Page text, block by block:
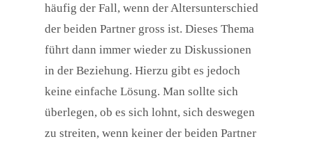
häufig der Fall, wenn der Altersunterschied
der beiden Partner gross ist. Dieses Thema
führt dann immer wieder zu Diskussionen
in der Beziehung. Hierzu gibt es jedoch
keine einfache Lösung. Man sollte sich
überlegen, ob es sich lohnt, sich deswegen
zu streiten, wenn keiner der beiden Partner